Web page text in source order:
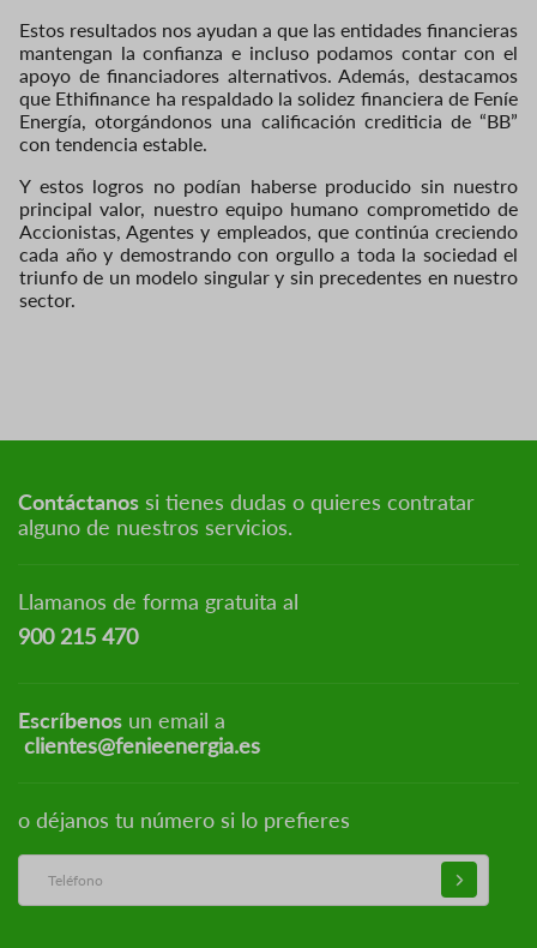
Estos resultados nos ayudan a que las entidades financieras
mantengan la confianza e incluso podamos contar con el
apoyo de financiadores alternativos. Además, destacamos
que Ethifinance ha respaldado la solidez financiera de Feníe
Energía, otorgándonos una calificación crediticia de “BB”
con tendencia estable.
Y estos logros no podían haberse producido sin nuestro
principal valor, nuestro equipo humano comprometido de
Accionistas, Agentes y empleados, que continúa creciendo
cada año y demostrando con orgullo a toda la sociedad el
triunfo de un modelo singular y sin precedentes en nuestro
sector.
Contáctanos si tienes dudas o quieres contratar
alguno de nuestros servicios.
Llamanos de forma gratuita al
900 215 470
Escríbenos un email a
clientes@fenieenergia.es
o déjanos tu número si lo prefieres